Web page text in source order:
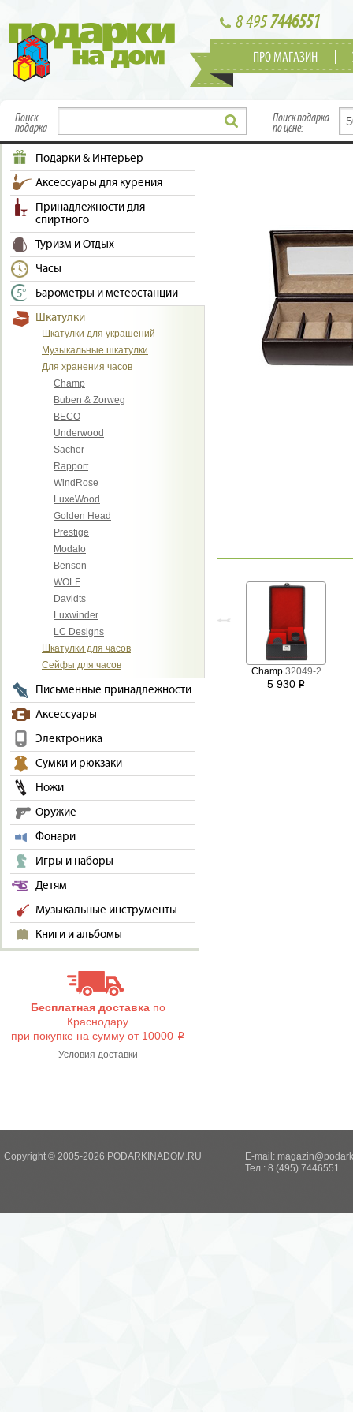
8 4957446551
ПРО МАГАЗИН
Поиск
подарка
Поиск подарка
по цене:
Подарки & Интерьер
Аксессуары для курения
Принадлежности для
спиртного
Туризм и Отдых
Часы
Барометры и метеостанции
Шкатулки
Шкатулки для украшений
Музыкальные шкатулки
Для хранения часов
Champ
Buben & Zorweg
BECO
Underwood
Sacher
Rapport
WindRose
LuxeWood
Golden Head
Prestige
Modalo
Benson
WOLF
Davidts
Luxwinder
LC Designs
Шкатулки для часов
Сейфы для часов
Письменные принадлежности
Аксессуары
Электроника
Сумки и рюкзаки
Ножи
Оружие
Фонари
Игры и наборы
Детям
Музыкальные инструменты
Книги и альбомы
Бесплатная доставкапо
Краснодару
при покупке на сумму от 10000 i
Условия доставки
Champ 32049-2
5 930 i
Copyright © 2005-2026 PODARKINADOM.RU E-mail:
Тел.: 8 (495) 7446551